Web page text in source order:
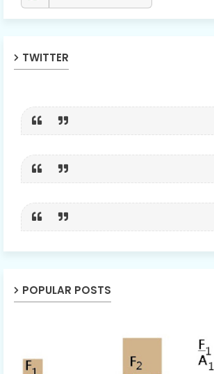
TWITTER
POPULAR POSTS